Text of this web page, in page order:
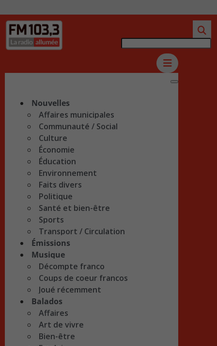
Nouvelles
Affaires municipales
Communauté / Social
Culture
Économie
Éducation
Environnement
Faits divers
Politique
Santé et bien-être
Sports
Transport / Circulation
Émissions
Musique
Décompte franco
Coups de coeur francos
Joué récemment
Balados
Affaires
Art de vivre
Bien-être